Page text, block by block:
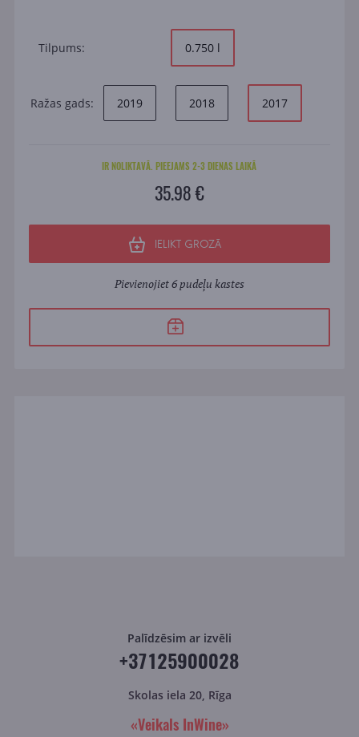
Tilpums: 0.750 l
Ražas gads: 2019 2018 2017
IR NOLIKTAVĀ. PIEEJAMS 2-3 DIENAS LAIKĀ
35.98 €
IELIKT GROZĀ
Pievienojiet 6 pudeļu kastes
Palīdzēsim ar izvēli
+37125900028
Skolas iela 20, Rīga
«Veikals InWine»